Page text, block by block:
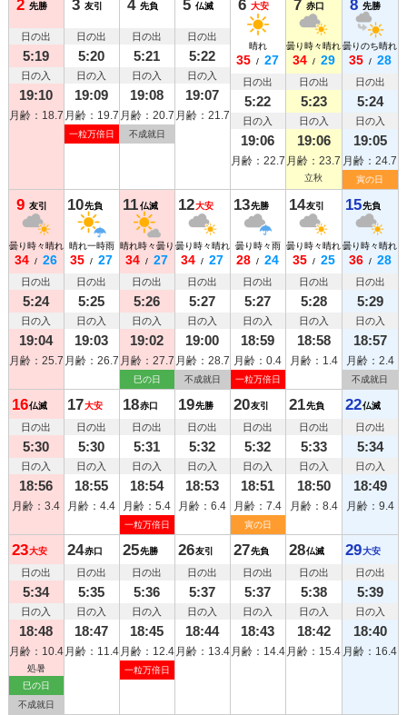
2 先勝
日の出
5:19
日の入
19:10
月齢：18.7
3 友引
日の出
5:20
日の入
19:09
月齢：19.7
一粒万倍日
4 先負
日の出
5:21
日の入
19:08
月齢：20.7
不成就日
5 仏滅
日の出
5:22
日の入
19:07
月齢：21.7
6 大安
晴れ
35 / 27
日の出
5:22
日の入
19:06
月齢：22.7
7 赤口
曇り時々晴れ
34 / 29
日の出
5:23
日の入
19:06
月齢：23.7
立秋
8 先勝
曇りのち晴れ
35 / 28
日の出
5:24
日の入
19:05
月齢：24.7
寅の日
9 友引
曇り時々晴れ
34 / 26
日の出
5:24
日の入
19:04
月齢：25.7
10先負
晴れ一時雨
35 / 27
日の出
5:25
日の入
19:03
月齢：26.7
11仏滅
晴れ時々曇り
34 / 27
日の出
5:26
日の入
19:02
月齢：27.7
巳の日
12大安
曇り時々晴れ
34 / 27
日の出
5:27
日の入
19:00
月齢：28.7
不成就日
13先勝
曇り時々雨
28 / 24
日の出
5:27
日の入
18:59
月齢：0.4
一粒万倍日
14友引
曇り時々晴れ
35 / 25
日の出
5:28
日の入
18:58
月齢：1.4
15先負
曇り時々晴れ
36 / 28
日の出
5:29
日の入
18:57
月齢：2.4
不成就日
16仏滅
日の出
5:30
日の入
18:56
月齢：3.4
17大安
日の出
5:30
日の入
18:55
月齢：4.4
18赤口
日の出
5:31
日の入
18:54
月齢：5.4
一粒万倍日
19先勝
日の出
5:32
日の入
18:53
月齢：6.4
20友引
日の出
5:32
日の入
18:51
月齢：7.4
寅の日
21先負
日の出
5:33
日の入
18:50
月齢：8.4
22仏滅
日の出
5:34
日の入
18:49
月齢：9.4
23大安
日の出
5:34
日の入
18:48
月齢：10.4
処暑
巳の日
不成就日
24赤口
日の出
5:35
日の入
18:47
月齢：11.4
25先勝
日の出
5:36
日の入
18:45
月齢：12.4
一粒万倍日
26友引
日の出
5:37
日の入
18:44
月齢：13.4
27先負
日の出
5:37
日の入
18:43
月齢：14.4
28仏滅
日の出
5:38
日の入
18:42
月齢：15.4
29大安
日の出
5:39
日の入
18:40
月齢：16.4